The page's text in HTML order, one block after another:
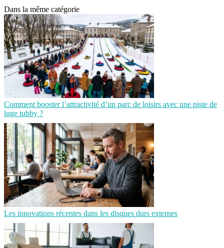
Dans la même catégorie
Comment booster l’attractivité d’un parc de loisirs avec une piste de
luge tubby ?
Les innovations récentes dans les disques durs externes